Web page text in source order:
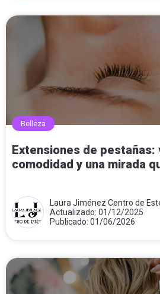
Belleza
Extensiones de pestañas:
comodidad y una mirada
Laura Jiménez Centro de
Actualizado: 01/12/2025
Publicado: 01/06/2026